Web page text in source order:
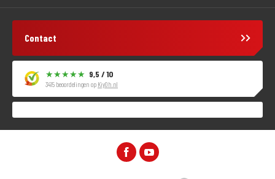
Contact
9,5 / 10
3415 beoordelingen op KiyOh.nl